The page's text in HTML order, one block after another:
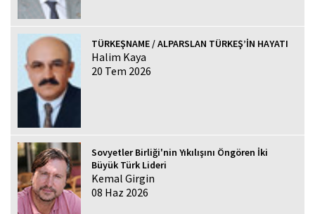
TÜRKEŞNAME / ALPARSLAN TÜRKEŞ’İN HAYATI
Halim Kaya
20 Tem 2026
Sovyetler Birliği'nin Yıkılışını Öngören İki
Büyük Türk Lideri
Kemal Girgin
08 Haz 2026